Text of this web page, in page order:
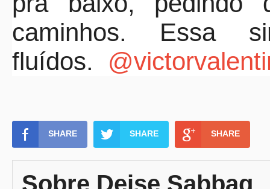
caminhos. Essa
fluídos.
SHARE SHARE SHARE
Sobre Deise Sabbag